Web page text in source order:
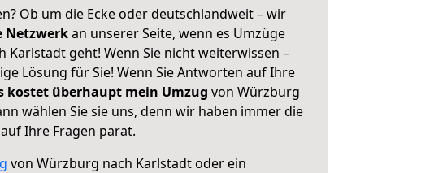
Ob um die Ecke oder deutschlandweit – wir
Netzwerkan unserer Seite, wenn es Umzüge
Karlstadt geht! Wenn Sie nicht weiterwissen –
Lösung für Sie! Wenn Sie Antworten auf Ihre
kostet überhaupt mein Umzug von Würzburg
wählen Sie sie uns, denn wir haben immer die
Ihre Fragen parat.
von Würzburg nach Karlstadt oder ein